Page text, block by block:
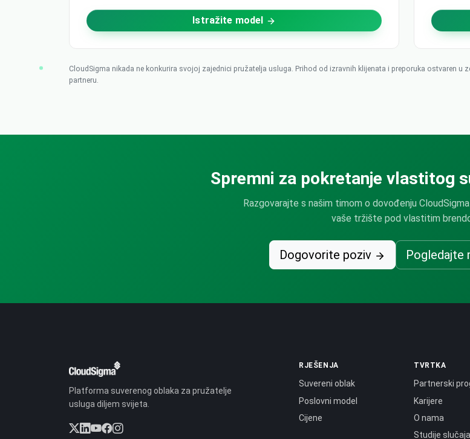
Istražite model
CloudSigma nikada ne konkurira svojoj zajednici pružatelja usluga. Prihod od izravnih klijenata i preporuka ostvaren
partneru.
Spremni za pokretanje vlastitog
Razgovarajte s našim timom o dovođenju
vaše tržište pod vlastitim
Dogovorite poziv Pogledajte
Platforma suverenog oblaka za pružatelje
usluga diljem svijeta.
RJEŠENJA
Suvereni oblak
Poslovni model
Cijene
TVRTKA
Partnerski
Karijere
O nama
Studije slučaja